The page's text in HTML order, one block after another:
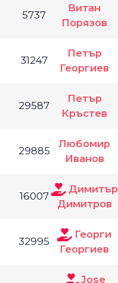
5737
Витан
Порязов
31247
Петър
Георгиев
29587
Петър
Кръстев
29885
Любомир
Иванов
16007
Димитър
Димитров
32995
Георги
Георгиев
Jose